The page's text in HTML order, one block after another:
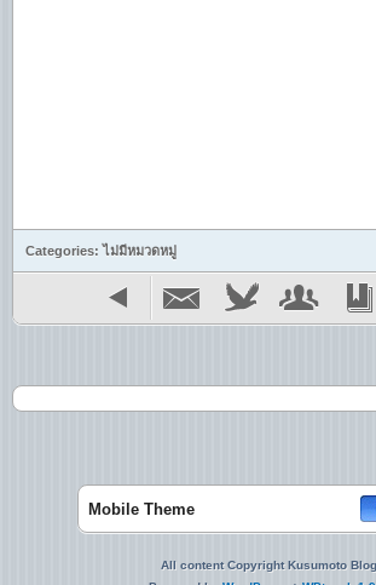
Categories: ไม่มีหมวดหมู่
Mobile Theme
All content Copyright Kusumoto